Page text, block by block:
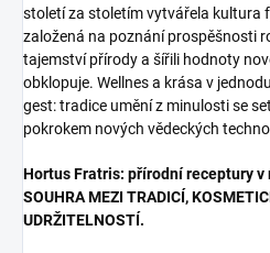
století za stoletím vytvářela kultura
založená na poznání prospěšnosti
tajemství přírody a šířili hodnoty
obklopuje. Wellnes a krása v
gest: tradice umění z minulosti se
pokrokem nových vědeckých
Hortus Fratris: přírodní receptury v
SOUHRA MEZI TRADICÍ,
UDRŽITELNOSTÍ.